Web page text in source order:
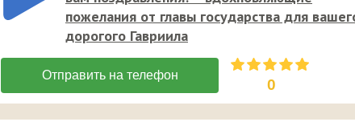
пожелания от главы государства для
дорогого Гавриила
0